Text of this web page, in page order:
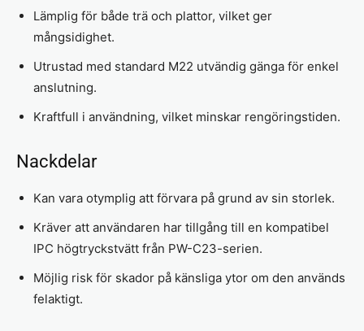
Lämplig för både trä och plattor, vilket ger
mångsidighet.
Utrustad med standard M22 utvändig gänga för enkel
anslutning.
Kraftfull i användning, vilket minskar rengöringstiden.
Nackdelar
Kan vara otymplig att förvara på grund av sin storlek.
Kräver att användaren har tillgång till en kompatibel
IPC högtryckstvätt från PW-C23-serien.
Möjlig risk för skador på känsliga ytor om den används
felaktigt.